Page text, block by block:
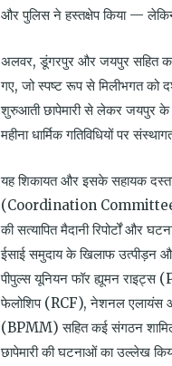
और पुलिस ने हस्तक्षेप किया — लेकिन
अलवर,डूंगरपुर और जयपुर सहित
गए,जो स्पष्ट रूप से मिलीभगत को
शुरुआती छापेमारी से लेकर जयपुर के
महीना धार्मिक गतिविधियों पर
यह शिकायत और इसके सहायक
(Coordination
की सत्यापित मैदानी रिपोर्टों और
ईसाई समुदाय के खिलाफ उत्पीड़न
पीपुल्स यूनियन फॉर ह्यूमन राइट्स
फेलोशिप (RCF), नेशनल एलायंस
(BPMM) सहित कई संगठन
छापेमारी की घटनाओं का उल्लेख